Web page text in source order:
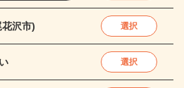
沢市) 選択
選択